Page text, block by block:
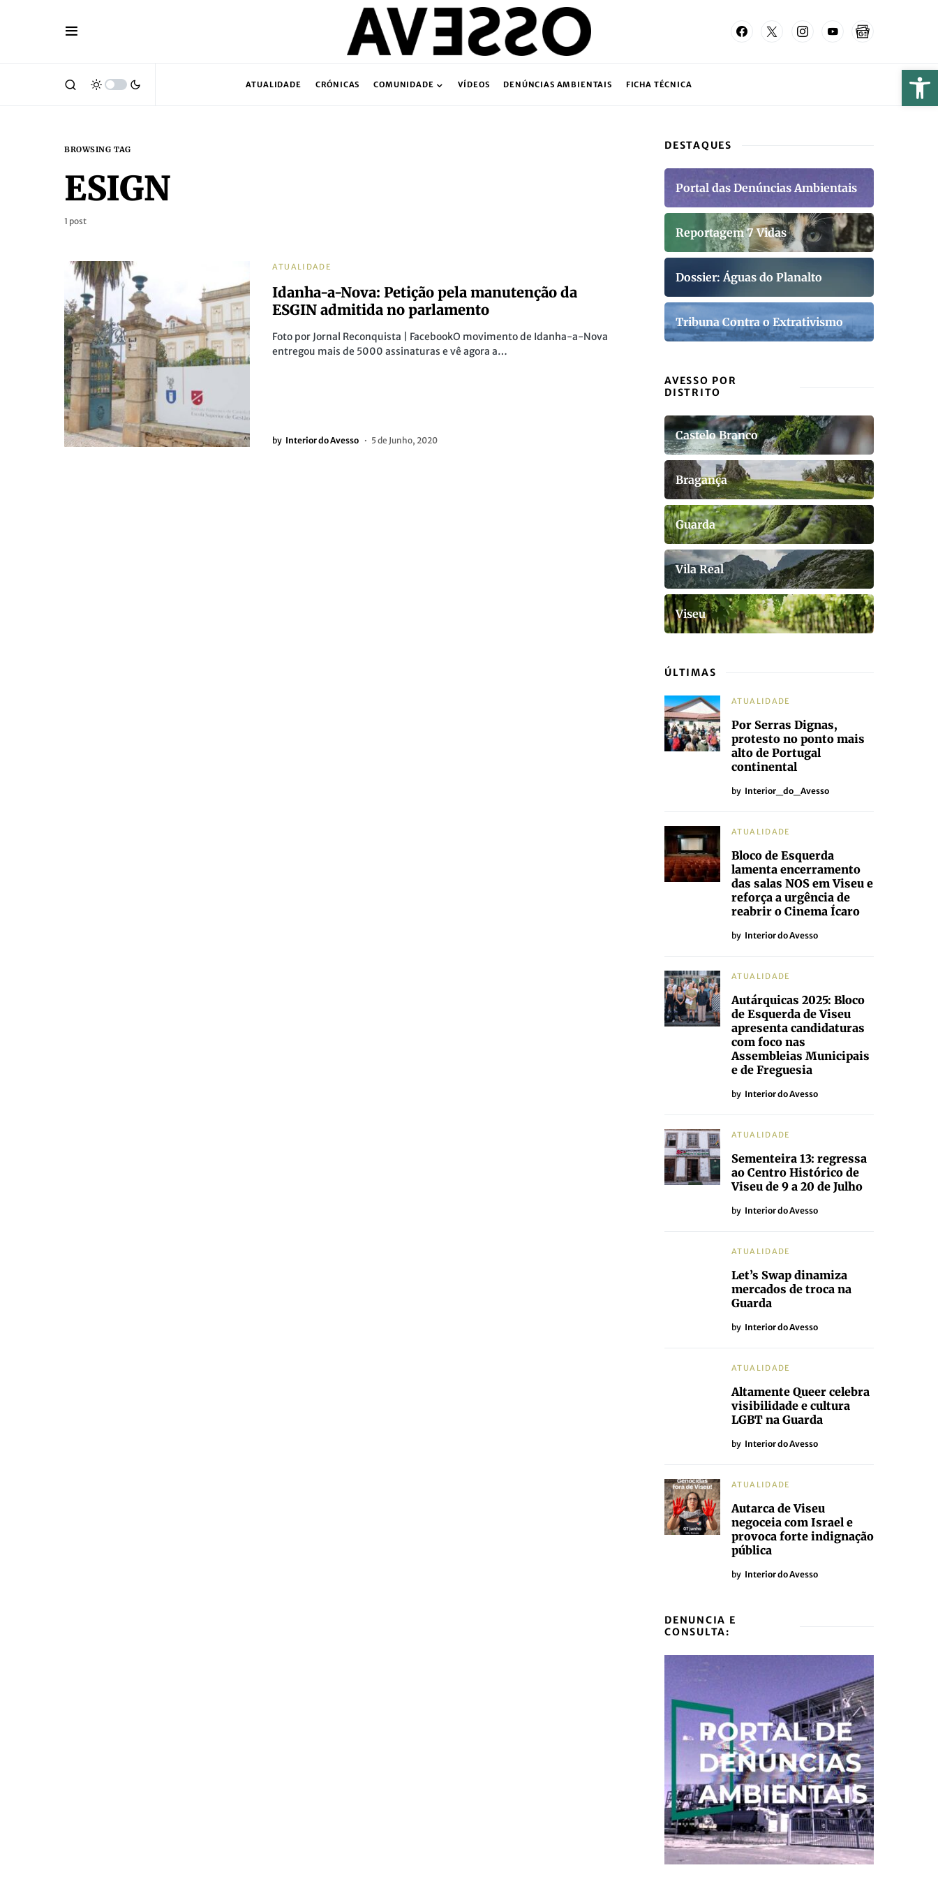
ATUALIDADE CRÓNICAS COMUNIDADE VÍDEOS DENÚNCIAS AMBIENTAIS FICHA TÉCNICA
BROWSING TAG
ESIGN
1 post
ATUALIDADE
Idanha-a-Nova: Petição pela manutenção da
ESGIN admitida no parlamento
Foto por Jornal Reconquista | FacebookO movimento de Idanha-a-Nova
entregou mais de 5000 assinaturas e vê agora a…
by Interior do Avesso 5 de Junho, 2020
DESTAQUES
Portal das Denúncias Ambientais
Reportagem 7 Vidas
Dossier: Águas do Planalto
Tribuna Contra o Extrativismo
AVESSO POR
DISTRITO
Castelo Branco
Bragança
Guarda
Vila Real
Viseu
ÚLTIMAS
ATUALIDADE
Por Serras Dignas,
protesto no ponto mais
alto de Portugal
continental
by Interior_do_Avesso
ATUALIDADE
Bloco de Esquerda
lamenta encerramento
das salas NOS em Viseu e
reforça a urgência de
reabrir o Cinema Ícaro
by Interior do Avesso
ATUALIDADE
Autárquicas 2025: Bloco
de Esquerda de Viseu
apresenta candidaturas
com foco nas
Assembleias Municipais
e de Freguesia
by Interior do Avesso
ATUALIDADE
Sementeira 13: regressa
ao Centro Histórico de
Viseu de 9 a 20 de Julho
by Interior do Avesso
ATUALIDADE
Let’s Swap dinamiza
mercados de troca na
Guarda
by Interior do Avesso
ATUALIDADE
Altamente Queer celebra
visibilidade e cultura
LGBT na Guarda
by Interior do Avesso
ATUALIDADE
Autarca de Viseu
negoceia com Israel e
provoca forte indignação
pública
by Interior do Avesso
DENUNCIA E
CONSULTA: